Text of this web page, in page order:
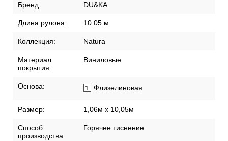
Бренд: DU&KA
Длина рулона: 10.05 м
Коллекция: Natura
Материал
покрытия:
Виниловые
Основа: Флизелиновая
Размер: 1,06м х 10,05м
Способ
производства:
Горячее тиснение